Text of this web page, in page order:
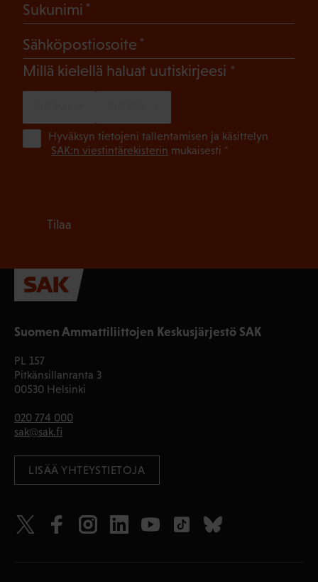
Suomen Ammattiliittojen Keskusjärjestö SAK
PL 157
Pitkänsillanranta 3
00530 Helsinki
020 774 000
sak@sak.fi
LISÄÄ YHTEYSTIETOJA
Sukunimi
Sähköpostiosoite
Millä kielellä haluat uutiskirjeesi (Pakollinen)
Hyväksyn tietojeni tallentamisen ja käsittelyn
SAK:n viestintärekisterin mukaisesti *
Tilaa